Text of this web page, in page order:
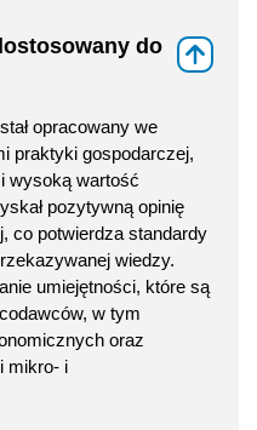
do
opracowany we
praktyki gospodarczej,
wysoką wartość
pozytywną opinię
co potwierdza standardy
wiedzy.
umiejętności, które są
w tym
oraz
mikro- i